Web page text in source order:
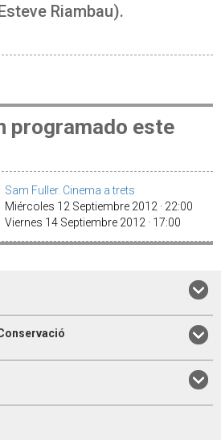
Riambau).
programado este
Sam Fuller. Cinema a trets
Miércoles 12 Septiembre 2012 · 22:00
Viernes 14 Septiembre 2012 · 17:00